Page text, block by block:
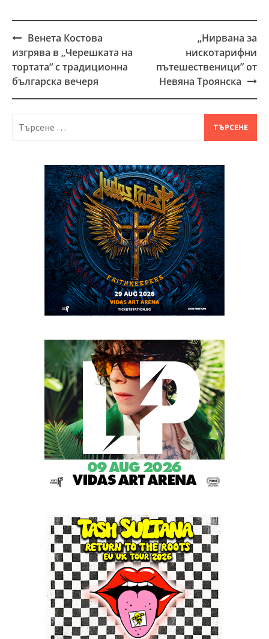
Post
navigation
Венета Костова
изгрява в „Черешката на
тортата“ с традиционна
българска вечеря
„Нирвана за
нискотарифни
пътешественици” от
Невяна Троянска
Търсене